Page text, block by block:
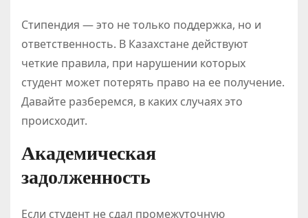
Стипендия — это не только поддержка, но и
ответственность. В Казахстане действуют
четкие правила, при нарушении которых
студент может потерять право на ее получение.
Давайте разберемся, в каких случаях это
происходит.
Академическая
задолженность
Если студент не сдал промежуточную